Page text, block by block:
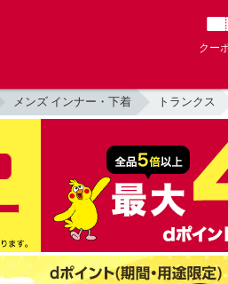
クー
メンズ インナー・下着 トランクス